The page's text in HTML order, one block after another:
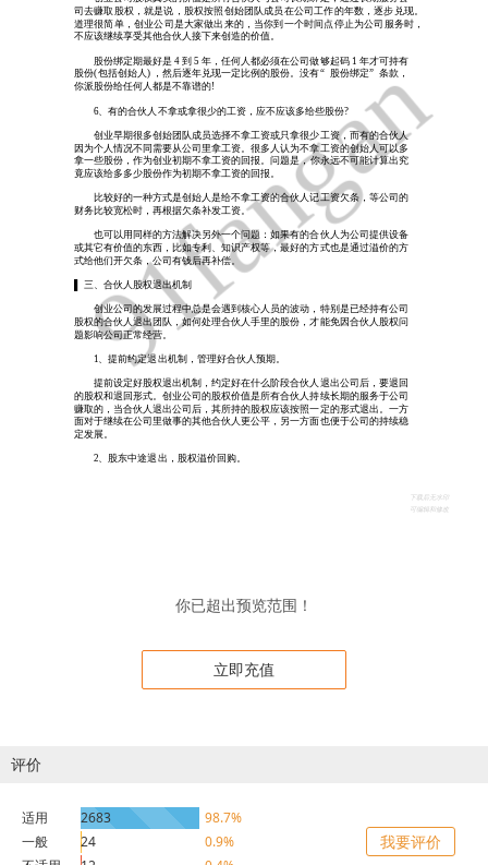
你已超出预览范围！
立即充值
评价
适用 2683
98.7%
一般
24
0.9%
我要评价